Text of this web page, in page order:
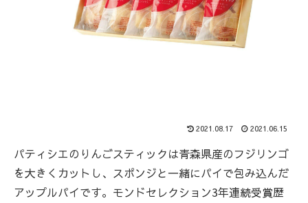
2021.08.17 2021.06.15
パティシエのりんごスティックは青森県産のフジリンゴ
を大きくカットし、スポンジと一緒にパイで包み込んだ
アップルパイです。モンドセレクション3年連続受賞歴